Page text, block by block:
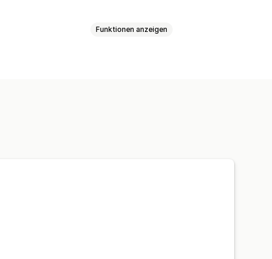
Funktionen anzeigen